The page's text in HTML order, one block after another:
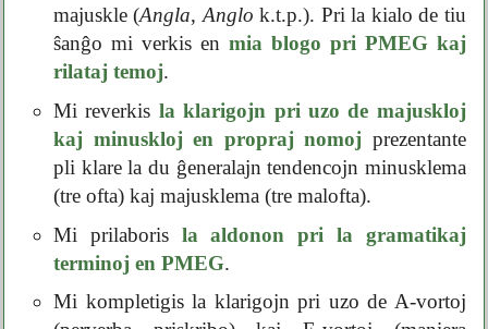
majuskle (Angla,Anglo k.t.p.). Pri la kialo de tiu
ŝanĝo mi verkis en mia blogo pri PMEG kaj
rilataj temoj.
Mi reverkis la klarigojn pri uzo de majuskloj
kaj minuskloj en propraj nomoj prezentante
pli klare la du ĝeneralajn tendencojn minusklema
(tre ofta) kaj majusklema (tre malofta).
Mi prilaboris la aldonon pri la gramatikaj
terminoj en PMEG.
Mi kompletigis la klarigojn pri uzo de A-vortoj